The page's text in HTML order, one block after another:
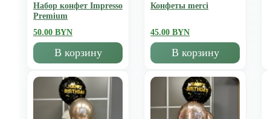
Набор конфет Impresso
Premium
50.00 BYN
В корзину
Конфеты merci
45.00 BYN
В корзину